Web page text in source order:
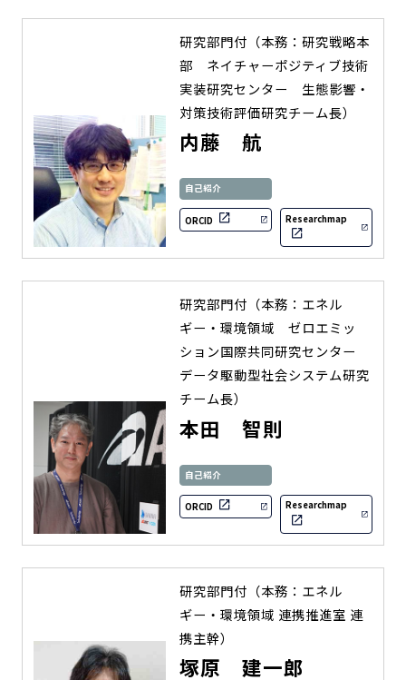
研究部門付（本務：研究戦略本
部 ネイチャーポジティブ技術
実装研究センター 生態影響・
対策技術評価研究チーム長）
内藤 航
自己紹介
ORCID Researchmap
研究部門付（本務：エネル
ギー・環境領域 ゼロエミッ
ション国際共同研究センター
データ駆動型社会システム研究
チーム長）
本田 智則
自己紹介
ORCID Researchmap
研究部門付（本務：エネル
ギー・環境領域 連携推進室 連
携主幹）
塚原 建一郎